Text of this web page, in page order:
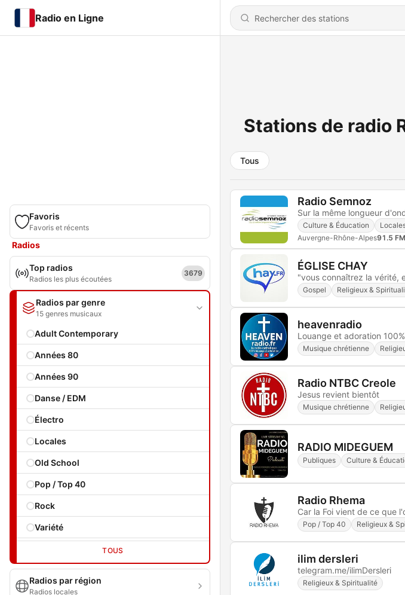
Radio en Ligne
Favoris
Favoris et récents
Radios
Top radios
Radios les plus écoutées
3679
Radios par genre
15 genres musicaux
Adult Contemporary
Années 80
Années 90
Danse / EDM
Électro
Locales
Old School
Pop / Top 40
Rock
Variété
TOUS
Radios par région
Radios locales
Stations de radio
Tous
Radio Semnoz
Sur la même longueur
Culture & Éducation
Auvergne-Rhône-Alpes91.5 FM
ÉGLISE CHAY
"vous connaîtrez la vérité,
Gospel Religieux &
heavenradio
Louange et adoration
Musique chrétienne
Radio NTBC Creole
Jesus revient bientôt
Musique chrétienne
RADIO MIDEGUEM
Publiques Culture &
Radio Rhema
Pop / Top 40 Religieux &
ilim dersleri
telegram.me/ilimDersleri
Religieux & Spiritualité